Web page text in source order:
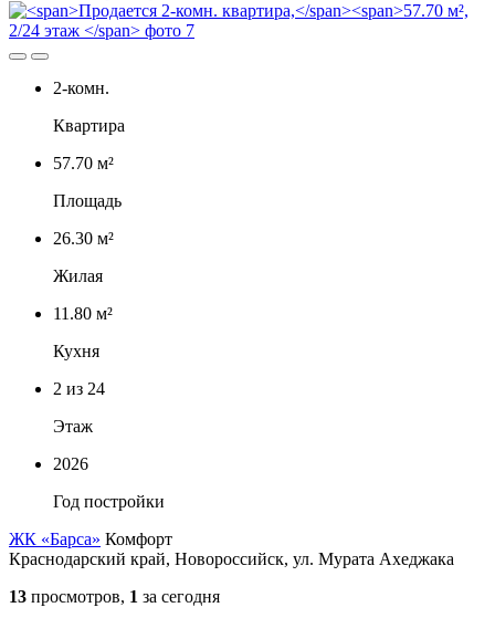
2-комн.
Квартира
57.70 м²
Площадь
26.30 м²
Жилая
11.80 м²
Кухня
2 из 24
Этаж
2026
Год постройки
ЖК «Барса» Комфорт
Краснодарский край, Новороссийск, ул. Мурата Ахеджака
13 просмотров, 1 за сегодня